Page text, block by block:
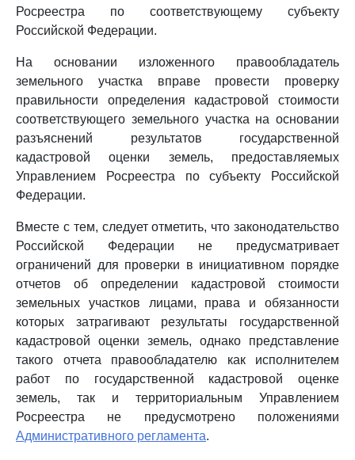
Росреестра по соответствующему субъекту
Российской Федерации.
На основании изложенного правообладатель
земельного участка вправе провести проверку
правильности определения кадастровой стоимости
соответствующего земельного участка на основании
разъяснений результатов государственной
кадастровой оценки земель, предоставляемых
Управлением Росреестра по субъекту Российской
Федерации.
Вместе с тем, следует отметить, что законодательство
Российской Федерации не предусматривает
ограничений для проверки в инициативном порядке
отчетов об определении кадастровой стоимости
земельных участков лицами, права и обязанности
которых затрагивают результаты государственной
кадастровой оценки земель, однако представление
такого отчета правообладателю как исполнителем
работ по государственной кадастровой оценке
земель, так и территориальным Управлением
Росреестра не предусмотрено положениями
Административного регламента.